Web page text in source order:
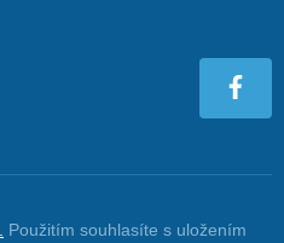
Použitím souhlasíte s uložením